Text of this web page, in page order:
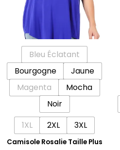
Bleu Éclatant
Bourgogne
Jaune
Magenta
Mocha
Noir
1XL
2XL 3XL
Camisole Rosalie Taille Plus
Les
options
peuvent
sur
la
page
produit